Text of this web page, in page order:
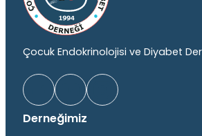
Çocuk Endokrinolojisi ve Diyabet
Derneğimiz